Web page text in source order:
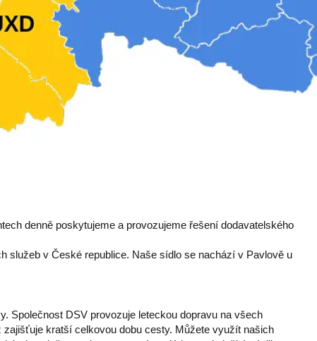
denně poskytujeme a provozujeme řešení dodavatelského
služeb v České republice. Naše sídlo se nachází v Pavlově u
Společnost DSV provozuje leteckou dopravu na všech
kratší celkovou dobu cesty. Můžete využít našich